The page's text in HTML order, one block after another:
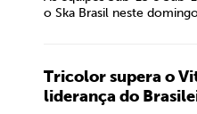
o Ska Brasil neste
Tricolor supera o
liderança do